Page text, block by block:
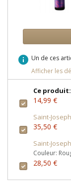
info Un de ces
Afficher les
Ce produit:
14,99 €
Saint-
35,50 €
Saint-
Couleur:
28,50 €